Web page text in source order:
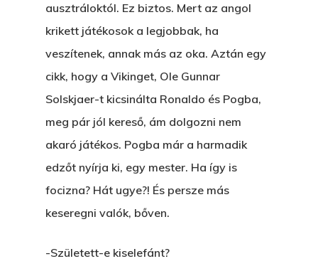
ausztráloktól. Ez biztos. Mert az angol
krikett játékosok a legjobbak, ha
veszítenek, annak más az oka. Aztán egy
cikk, hogy a Vikinget, Ole Gunnar
Solskjaer-t kicsinálta Ronaldo és Pogba,
meg pár jól kereső, ám dolgozni nem
akaró játékos. Pogba már a harmadik
edzőt nyírja ki, egy mester. Ha így is
focizna? Hát ugye?! És persze más
keseregni valók, bőven.
-Született-e kiselefánt?
Főoldal
Bolt
Könyveim